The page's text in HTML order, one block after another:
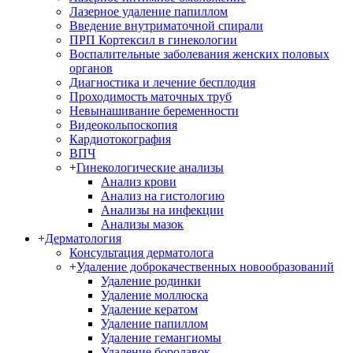
Лазерное удаление папиллом
Введение внутриматочной спирали
ПРП Кортексил в гинекологии
Воспалительные заболевания женских половых
органов
Диагностика и лечение бесплодия
Проходимость маточных труб
Невынашивание беременности
Видеокольпоскопия
Кардиотокография
ВПЧ
+Гинекологические анализы
Анализ крови
Анализ на гистологию
Анализы на инфекции
Анализы мазок
+Дерматология
Консультация дерматолога
+Удаление доброкачественных новообразований
Удаление родинки
Удаление моллюска
Удаление кератом
Удаление папиллом
Удаление гемангиомы